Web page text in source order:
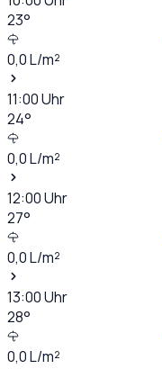
23°
0,0L/m²
11:00Uhr
24°
0,0L/m²
12:00Uhr
27°
0,0L/m²
13:00Uhr
28°
0,0L/m²